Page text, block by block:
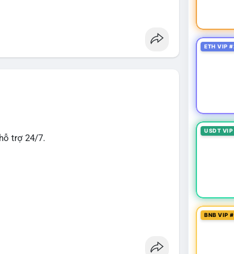
trợ 24/7.
ETH VIP
USDT
BNB VIP